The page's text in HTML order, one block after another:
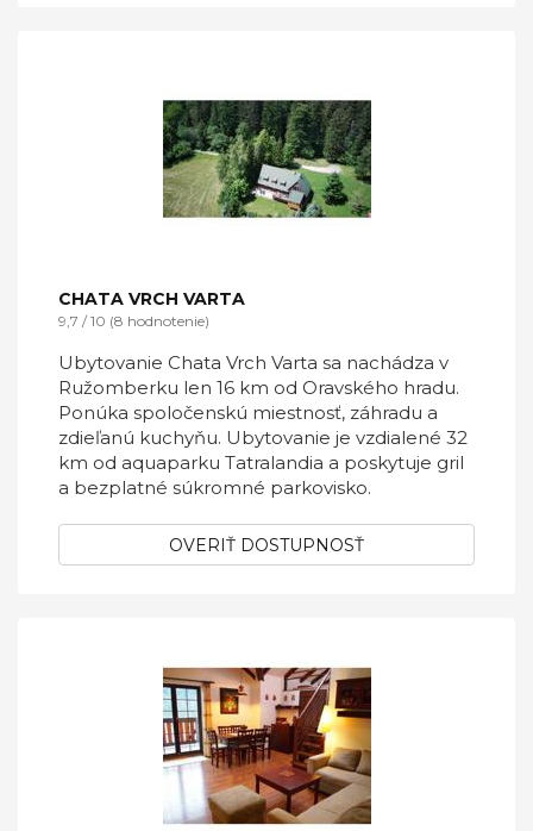
CHATA VRCH VARTA
9,7 / 10 (8 hodnotenie)
Ubytovanie Chata Vrch Varta sa nachádza v
Ružomberku len 16 km od Oravského hradu.
Ponúka spoločenskú miestnosť, záhradu a
zdieľanú kuchyňu. Ubytovanie je vzdialené 32
km od aquaparku Tatralandia a poskytuje gril
a bezplatné súkromné parkovisko.
OVERIŤ DOSTUPNOSŤ